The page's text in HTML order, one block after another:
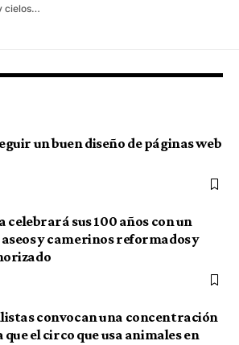
cielos…
un buen diseño de páginas web
celebrará sus 100 años con un
y camerinos reformados y
convocan una concentración
que el circo que usa animales en